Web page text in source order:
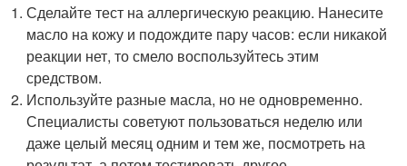
Сделайте тест на аллергическую реакцию. Нанесите
масло на кожу и подождите пару часов: если никакой
реакции нет, то смело воспользуйтесь этим
средством.
Используйте разные масла, но не одновременно.
Специалисты советуют пользоваться неделю или
даже целый месяц одним и тем же, посмотреть на